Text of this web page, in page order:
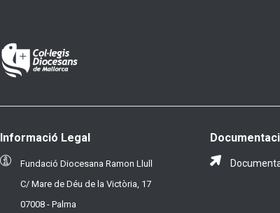
Informació Legal
Fundació Diocesana Ramon Llull
C/ Mare de Déu de la Victòria, 17
07008 - Palma